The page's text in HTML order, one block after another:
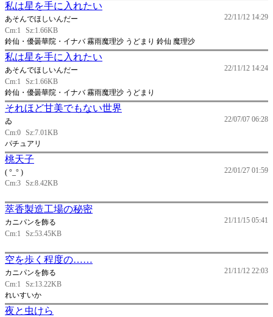
私は星を手に入れたい
22/11/12 14:29
あそんでほしいんだー
Cm:1
Sz:1.66KB
鈴仙・優曇華院・イナバ 霧雨魔理沙 うどまり 鈴仙 魔理沙
私は星を手に入れたい
22/11/12 14:24
あそんでほしいんだー
Cm:1
Sz:1.66KB
鈴仙・優曇華院・イナバ 霧雨魔理沙 うどまり
それほど甘美でもない世界
22/07/07 06:28
ゐ
Cm:0 Sz:7.01KB
パチュアリ
桃天子
22/01/27 01:59
( °_° )
Cm:3 Sz:8.42KB
萃香製造工場の秘密
21/11/15 05:41
カニパンを飾る
Cm:1
Sz:53.45KB
空を歩く程度の……
21/11/12 22:03
カニパンを飾る
Cm:1
Sz:13.22KB
れいすいか
夜と虫けら